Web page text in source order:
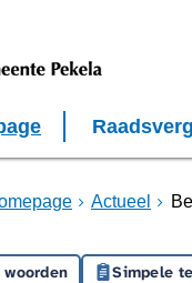
Actueel
Simpele